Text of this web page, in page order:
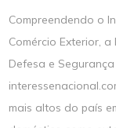
Compreendendo o
Comércio Exterior,
Defesa e
mais altos do país